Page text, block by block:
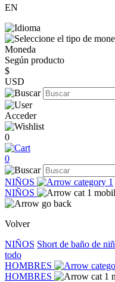
EN
Moneda
Según producto
$
USD
Acceder
0
0
NIÑOS
NIÑOS
Volver
NIÑOS Short de baño de
todo
HOMBRES
HOMBRES